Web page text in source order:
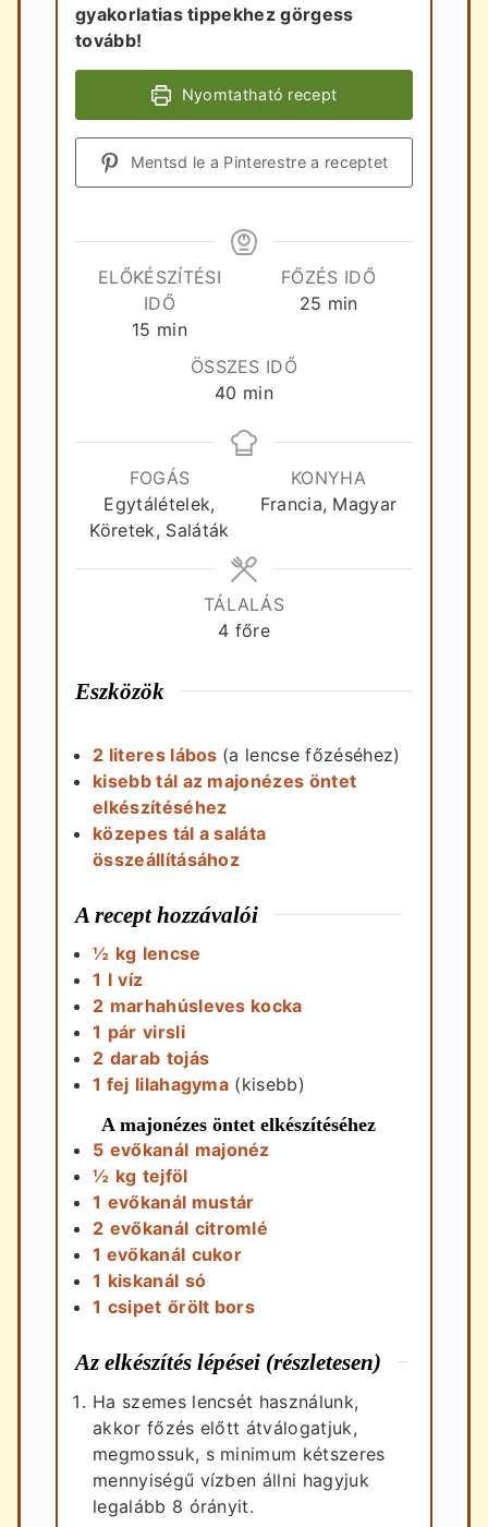
gyakorlatias tippekhez görgess
tovább!
Nyomtatható recept
Mentsd le a Pinterestre a receptet
ELŐKÉSZÍTÉSI
IDŐ
15 perc
min
FŐZÉS IDŐ
25 perc
min
ÖSSZES IDŐ
40 perc
min
FOGÁS
Egytálételek,
Köretek, Saláták
KONYHA
Francia, Magyar
TÁLALÁS
4 főre
Eszközök
2 literes lábos (a lencse főzéséhez)
kisebb tál az majonézes öntet
elkészítéséhez
közepes tál a saláta
összeállításához
A recept hozzávalói
½ kg lencse
1 l víz
2 marhahúsleves kocka
1 pár virsli
2 darab tojás
1 fej lilahagyma (kisebb)
A majonézes öntet elkészítéséhez
5 evőkanál majonéz
½ kg tejföl
1 evőkanál mustár
2 evőkanál citromlé
1 evőkanál cukor
1 kiskanál só
1 csipet őrölt bors
Az elkészítés lépései (részletesen)
Ha szemes lencsét használunk,
akkor főzés előtt átválogatjuk,
megmossuk, s minimum kétszeres
mennyiségű vízben állni hagyjuk
legalább 8 órányit.